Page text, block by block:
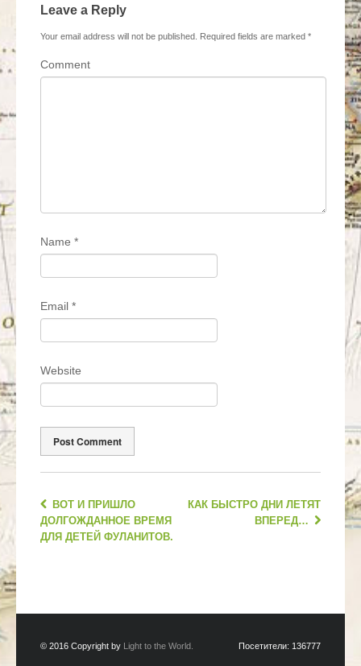
Leave a Reply
Your email address will not be published. Required fields are marked *
Comment
Name *
Email *
Website
ВОТ И ПРИШЛО
ДОЛГОЖДАННОЕ ВРЕМЯ
ДЛЯ ДЕТЕЙ ФУЛАНИТОВ.
КАК БЫСТРО ДНИ ЛЕТЯТ
ВПЕРЕД…
© 2016 Copyright by Light to the World. Посетители: 136777